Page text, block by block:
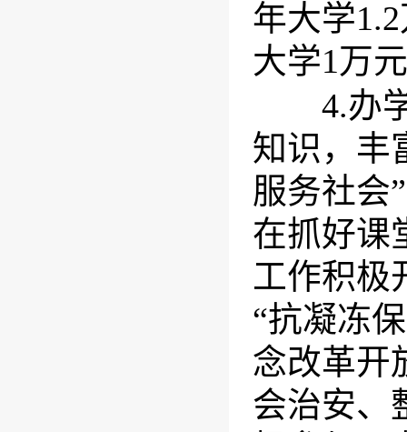
年大学
大学1万
4.办学
知识，丰
服务社会
在抓好课
工作积极
“抗凝冻
念改革开
会治安、